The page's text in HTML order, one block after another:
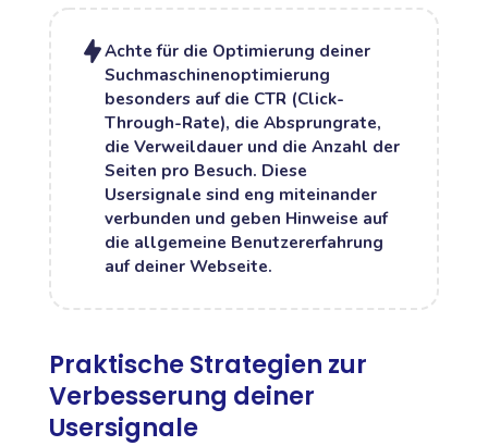
Achte für die Optimierung deiner
Suchmaschinenoptimierung
besonders auf die CTR (Click-
Through-Rate), die Absprungrate,
die Verweildauer und die Anzahl der
Seiten pro Besuch. Diese
Usersignale sind eng miteinander
verbunden und geben Hinweise auf
die allgemeine Benutzererfahrung
auf deiner Webseite.
Praktische Strategien zur
Verbesserung deiner
Usersignale